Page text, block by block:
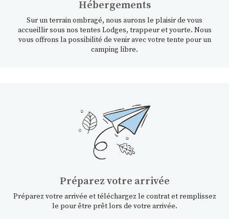
Hébergements
Sur un terrain ombragé, nous aurons le plaisir de vous
accueillir sous nos tentes Lodges, trappeur et yourte. Nous
vous offrons la possibilité de venir avec votre tente pour un
camping libre.
Préparez votre arrivée
Préparez votre arrivée et téléchargez le contrat et remplissez
le pour être prêt lors de votre arrivée.